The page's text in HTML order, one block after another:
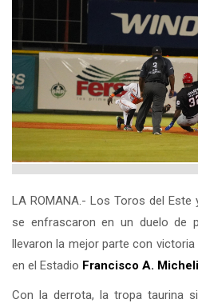
LA ROMANA.- Los Toros del Este
se enfrascaron en un duelo de
llevaron la mejor parte con
en el Estadio Francisco A. Micheli
Con la derrota, la tropa taurina